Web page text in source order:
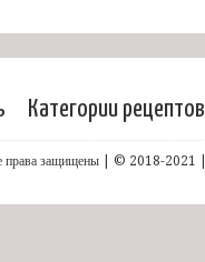
Категории рецептов
права защищены | © 2018-2021 |